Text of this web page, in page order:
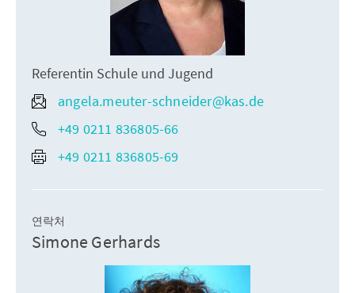
Referentin Schule und Jugend
angela.meuter-schneider@kas.de
+49 0211 836805-66
+49 0211 836805-69
연락처
Simone Gerhards